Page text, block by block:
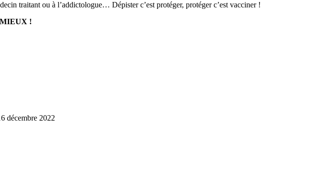
traitant ou à l’addictologue… Dépister c’est protéger, protéger c’est vacciner !
!
décembre 2022